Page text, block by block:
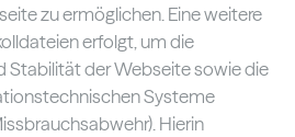
zu ermöglichen. Eine weitere
erfolgt, um die
Stabilität der Webseite sowie die
Systeme
Hierin